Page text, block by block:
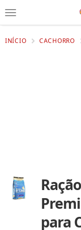
INÍCIO CACHORRO
para